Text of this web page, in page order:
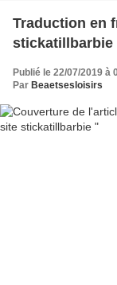
Traduction en
stickatillbarbie
Publié le 22/07/2019 à
Par Beaetsesloisirs